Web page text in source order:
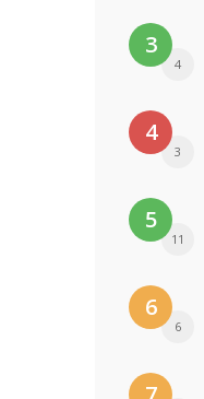
3
4
4
3
5
11
6
6